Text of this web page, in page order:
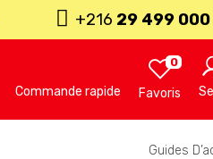
+216 29 499 000
Commande rapide Favoris
0
Guides